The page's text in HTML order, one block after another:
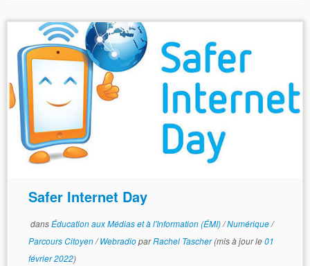
Safer Internet Day
dansÉducation aux Médias et à l'Information (ÉMI)/Numérique/
Parcours Citoyen/WebradioparRachel Tascher(mis à jour le01
février 2022)